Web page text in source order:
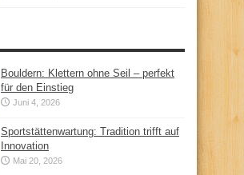
Bouldern: Klettern ohne Seil – perfekt
für den Einstieg
Juni 4, 2026
Sportstättenwartung: Tradition trifft auf
Innovation
Mai 20, 2026